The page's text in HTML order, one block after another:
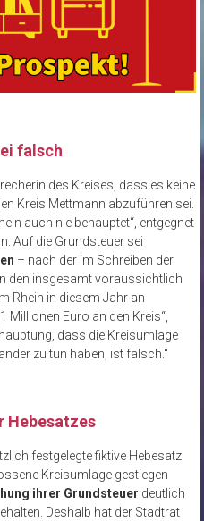
falsch
des Kreises, dass es keine
Kreis Mettmann abzuführen sei.
auch nie behauptet“, entgegnet
Auf die Grundsteuer sei
– nach der im Schreiben der
den insgesamt voraussichtlich
Rhein in diesem Jahr an
Millionen Euro an den Kreis“,
dass die Kreisumlage
zu tun haben, ist falsch.“
Hebesatzes
festgelegte fiktive Hebesatz
Kreisumlage gestiegen
ihrer Grundsteuer deutlich
Deshalb hat der Stadtrat